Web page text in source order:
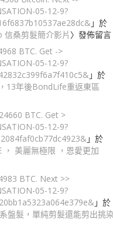
05-12-9?
」於
信桑剪髮簡介影片 〉發佈留言
BTC. Get ->
05-12-9?
」於
13年後BondLife重返東區
BTC. Get >
05-12-9?
」於
， 美麗無極限 ，恩愛更加
BTC. Next >>
05-12-9?
」於
盤髮，單純剪髮還能剪出挑